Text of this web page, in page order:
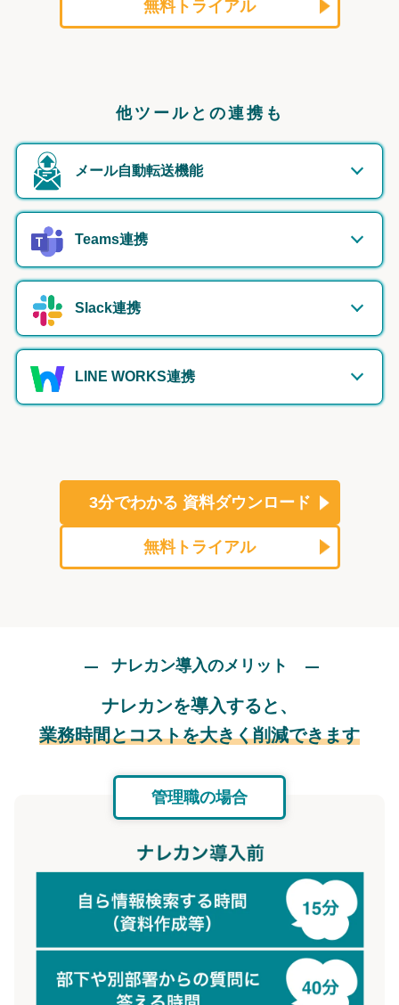
無料トライアル
他ツールとの連携も
メール自動転送機能
Teams連携
Slack連携
LINE WORKS連携
3分でわかる 資料ダウンロード
無料トライアル
ナレカン導入のメリット
ナレカンを導入すると、
業務時間とコストを大きく削減できます
管理職の場合